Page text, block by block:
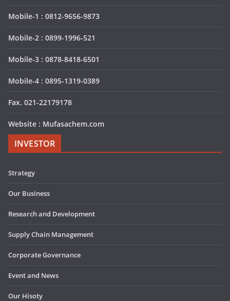
Mobile-1 : 0812-9656-9873
Mobile-2 : 0899-1996-521
Mobile-3 : 0878-8418-6501
Mobile-4 : 0895-1319-0389
Fax. 021-22179178
Website : Mufasachem.com
INVESTOR
Strategy
Our Business
Research and Development
Supply Chain Management
Corporate Governance
Event and News
Our Hisoty